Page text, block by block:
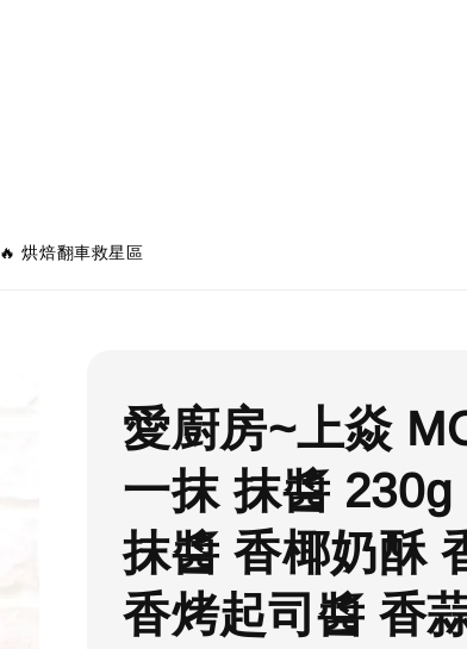
🔥 烘焙翻車救星區
愛廚房~上焱
一抹 抹醬 230g
抹醬 香椰奶酥
香烤起司醬 香